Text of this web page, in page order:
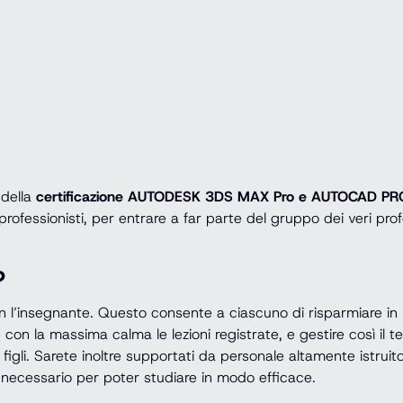
certificazione AUTODESK 3DS MAX Pro e AUTOCAD
per entrare a far parte del gruppo dei veri
l’insegnante. Questo consente a ciascuno di risparmiare
la massima calma le lezioni registrate, e gestire così il
Sarete inoltre supportati da personale altamente
per poter studiare in modo efficace.